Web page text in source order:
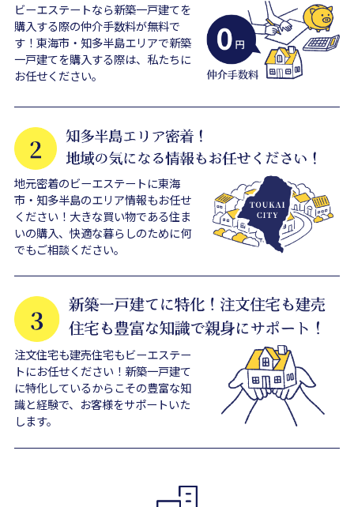
ビーエステートなら新築一戸建てを
購入する際の仲介手数料が無料で
す！東海市・知多半島エリアで新築
一戸建てを購入する際は、私たちに
お任せください。
地元密着のビーエステートに東海
市・知多半島のエリア情報もお任せ
ください！大きな買い物である住ま
いの購入、快適な暮らしのために何
でもご相談ください。
注文住宅も建売住宅もビーエステー
トにお任せください！新築一戸建て
に特化しているからこその豊富な知
識と経験で、お客様をサポートいた
します。